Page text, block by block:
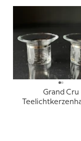
Grand Cru